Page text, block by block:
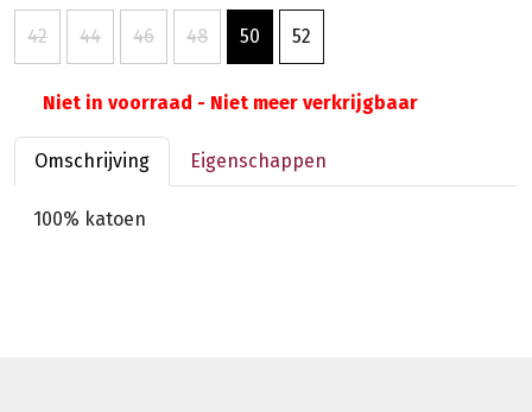
42 44 46 48 50 52
Niet in voorraad - Niet meer verkrijgbaar
Omschrijving Eigenschappen
100% katoen